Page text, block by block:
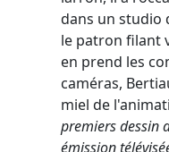
dans un studio
le patron filant
en prend les
caméras,
miel de
premiers dessin
émission